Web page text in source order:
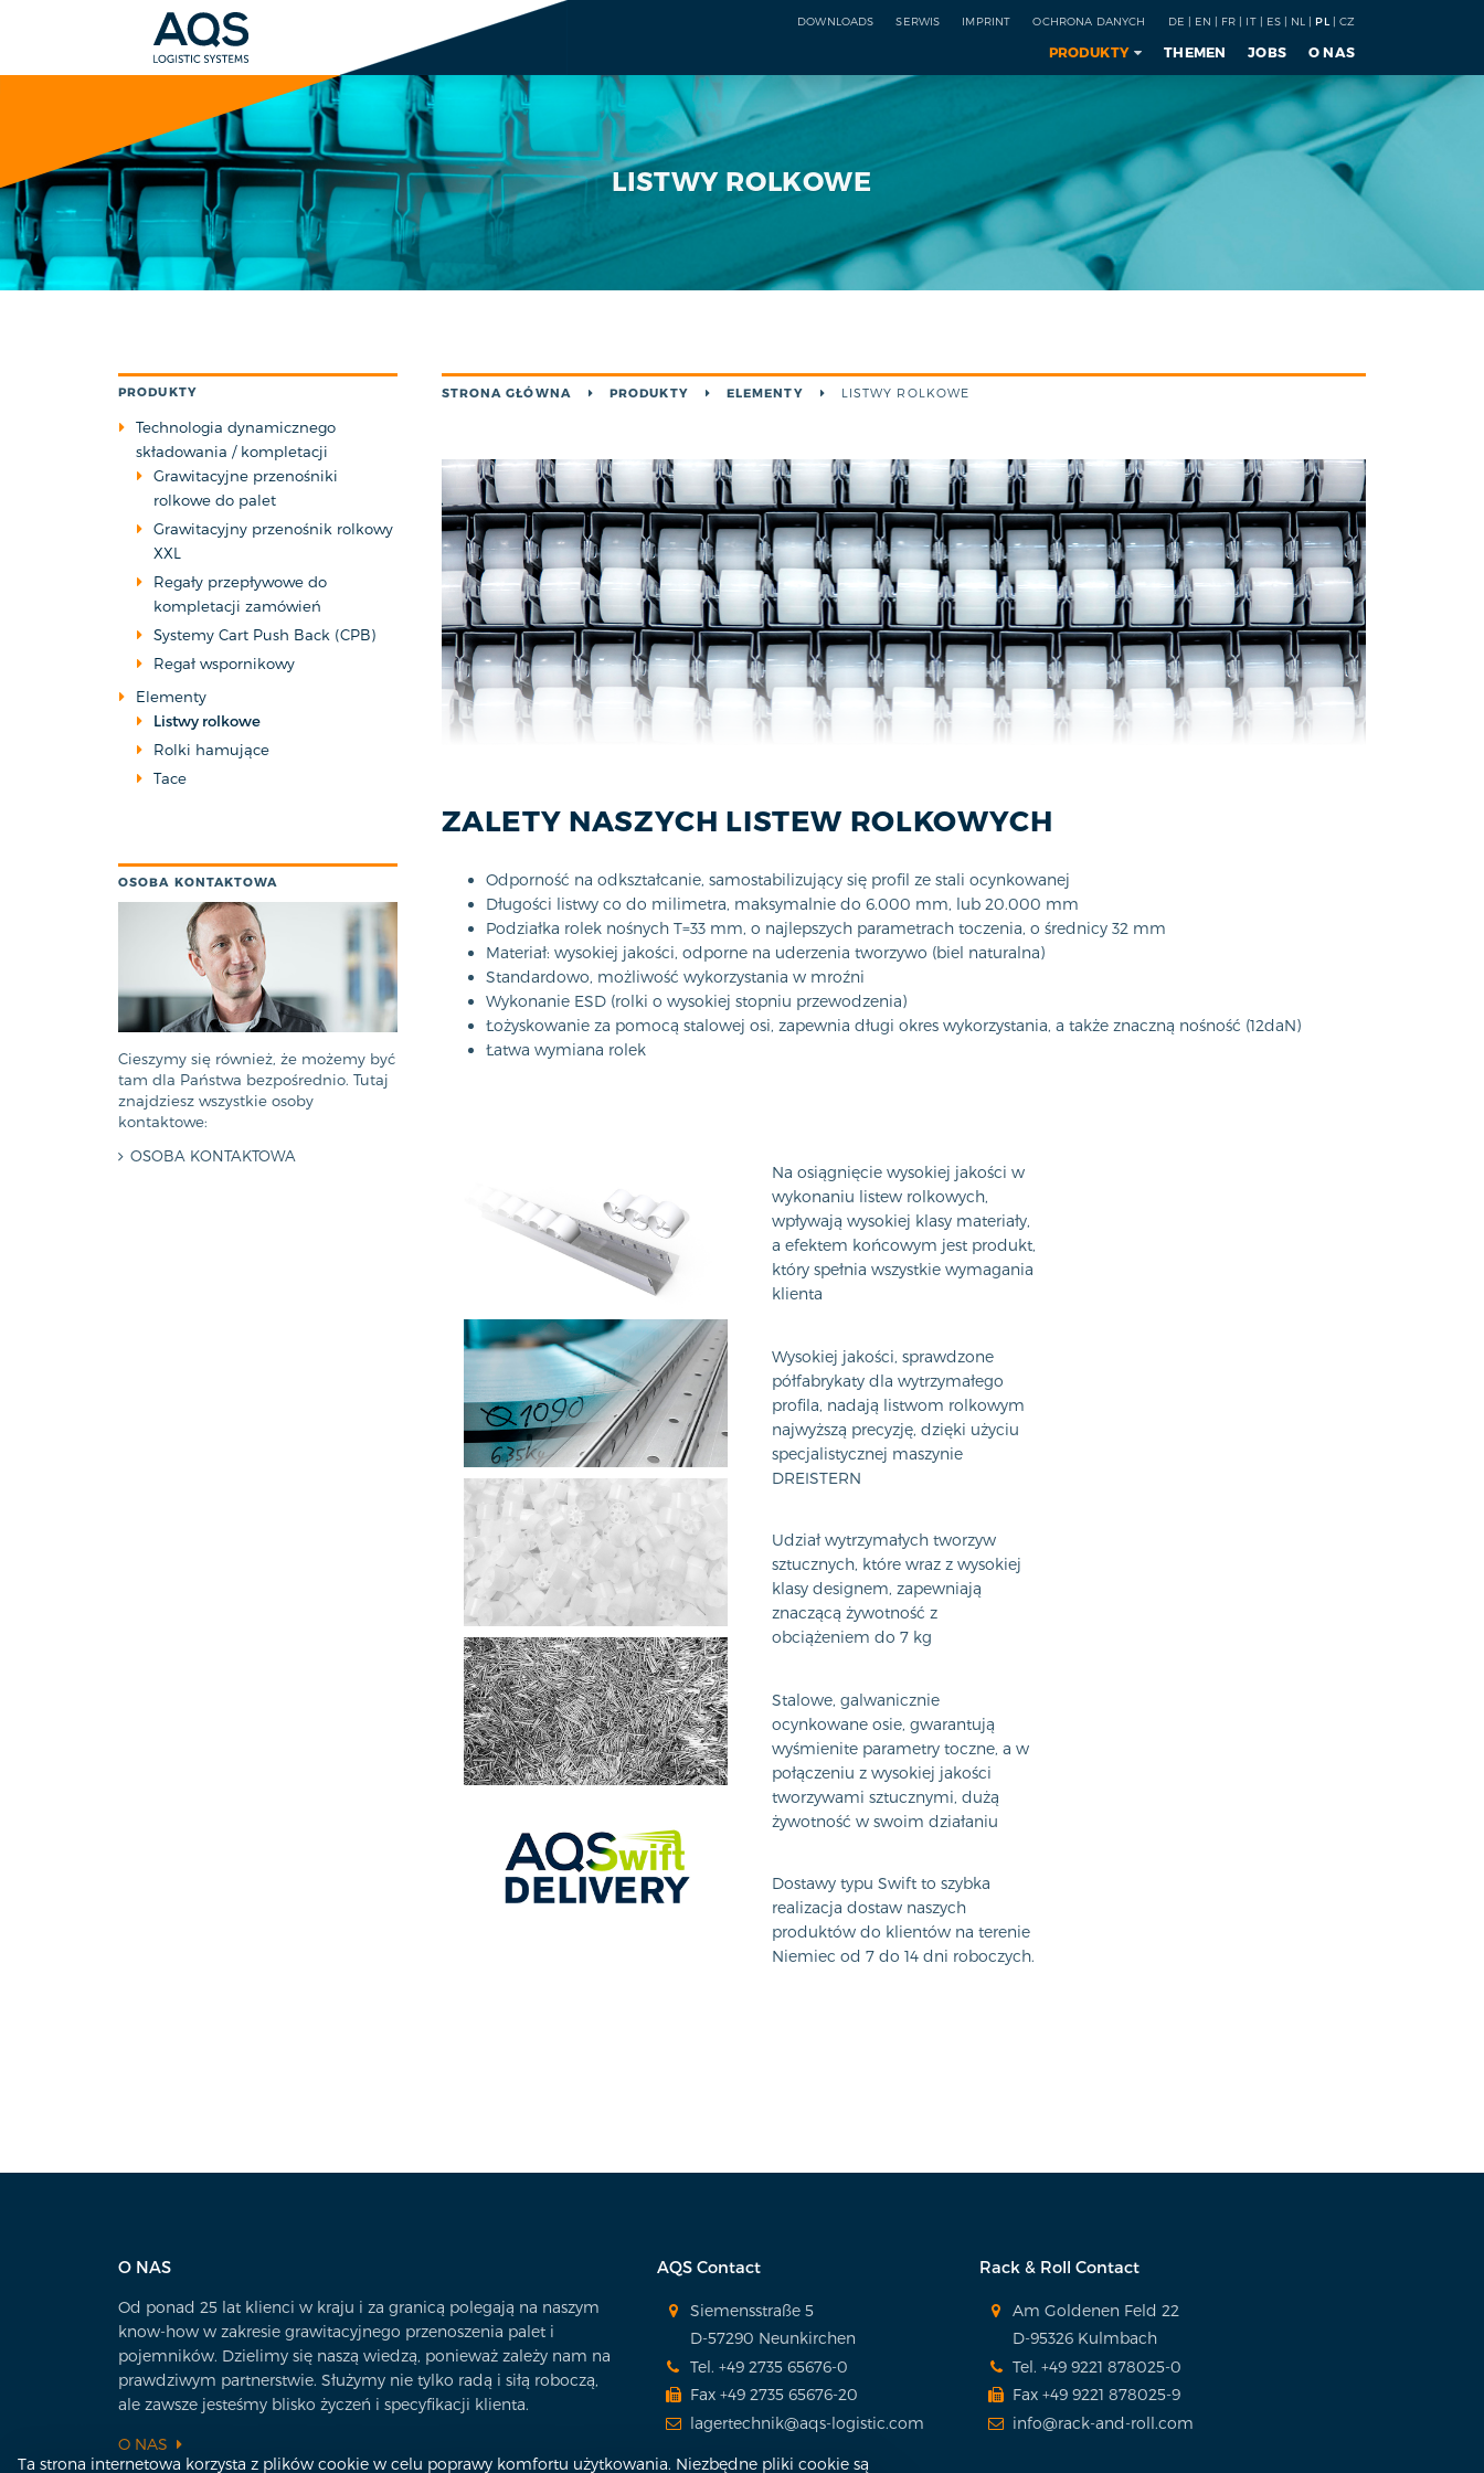
Ta strona internetowa korzysta z plików cookie w celu poprawy komfortu użytkowania. Niezbędne pliki cookie są
DOWNLOADS SERWIS IMPRINT OCHRONA DANYCH DE | EN | FR | IT| ES | NL | PL | CZ
PRODUKTY THEMEN JOBS O NAS
LISTWY ROLKOWE
STRONA GŁÓWNA PRODUKTY ELEMENTY LISTWY ROLKOWE
ZALETY NASZYCH LISTEW ROLKOWYCH
Odporność na odkształcanie, samostabilizujący się profil ze stali ocynkowanej
Długości listwy co do milimetra, maksymalnie do 6.000 mm, lub 20.000 mm
Podziałka rolek nośnych T=33 mm, o najlepszych parametrach toczenia, o średnicy 32 mm
Materiał: wysokiej jakości, odporne na uderzenia tworzywo (biel naturalna)
Standardowo, możliwość wykorzystania w mroźni
Wykonanie ESD (rolki o wysokiej stopniu przewodzenia)
Łożyskowanie za pomocą stalowej osi, zapewnia długi okres wykorzystania, a także znaczną nośność (12daN)
Łatwa wymiana rolek
Na osiągnięcie wysokiej jakości w
wykonaniu listew rolkowych,
wpływają wysokiej klasy materiały,
a efektem końcowym jest produkt,
który spełnia wszystkie wymagania
klienta
Wysokiej jakości, sprawdzone
półfabrykaty dla wytrzymałego
profila, nadają listwom rolkowym
najwyższą precyzję, dzięki użyciu
specjalistycznej maszynie
DREISTERN
Udział wytrzymałych tworzyw
sztucznych, które wraz z wysokiej
klasy designem, zapewniają
znaczącą żywotność z
obciążeniem do 7 kg
Stalowe, galwanicznie
ocynkowane osie, gwarantują
wyśmienite parametry toczne, a w
połączeniu z wysokiej jakości
tworzywami sztucznymi, dużą
żywotność w swoim działaniu
Dostawy typu Swift to szybka
realizacja dostaw naszych
produktów do klientów na terenie
Niemiec od 7 do 14 dni roboczych.
PRODUKTY
Technologia dynamicznego
składowania / kompletacji
Grawitacyjne przenośniki
rolkowe do palet
Grawitacyjny przenośnik rolkowy
XXL
Regały przepływowe do
kompletacji zamówień
Systemy Cart Push Back (CPB)
Regał wspornikowy
Elementy
Listwy rolkowe
Rolki hamujące
Tace
OSOBA KONTAKTOWA
Cieszymy się również, że możemy być
tam dla Państwa bezpośrednio. Tutaj
znajdziesz wszystkie osoby
kontaktowe:
OSOBA KONTAKTOWA
O NAS
Od ponad 25 lat klienci w kraju i za granicą polegają na naszym
know-how w zakresie grawitacyjnego przenoszenia palet i
pojemników. Dzielimy się naszą wiedzą, ponieważ zależy nam na
prawdziwym partnerstwie. Służymy nie tylko radą i siłą roboczą,
ale zawsze jesteśmy blisko życzeń i specyfikacji klienta.
O NAS
AQS Contact
Siemensstraße 5
D-57290 Neunkirchen
Tel. +49 2735 65676-0
Fax +49 2735 65676-20
lagertechnik@aqs-logistic.com
Rack & Roll Contact
Am Goldenen Feld 22
D-95326 Kulmbach
Tel. +49 9221 878025-0
Fax +49 9221 878025-9
info@rack-and-roll.com